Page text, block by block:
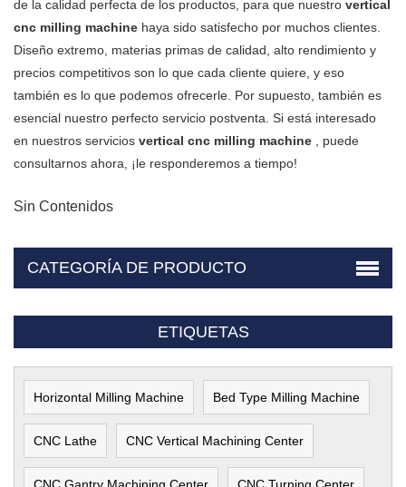
de la calidad perfecta de los productos, para que nuestro vertical
cnc milling machine haya sido satisfecho por muchos clientes.
Diseño extremo, materias primas de calidad, alto rendimiento y
precios competitivos son lo que cada cliente quiere, y eso
también es lo que podemos ofrecerle. Por supuesto, también es
esencial nuestro perfecto servicio postventa. Si está interesado
en nuestros servicios vertical cnc milling machine
, puede
consultarnos ahora, ¡le responderemos a tiempo!
Sin Contenidos
CATEGORÍA DE PRODUCTO
ETIQUETAS
Horizontal Milling Machine Bed Type Milling Machine
CNC Lathe CNC Vertical Machining Center
CNC Gantry Machining Center CNC Turning Center